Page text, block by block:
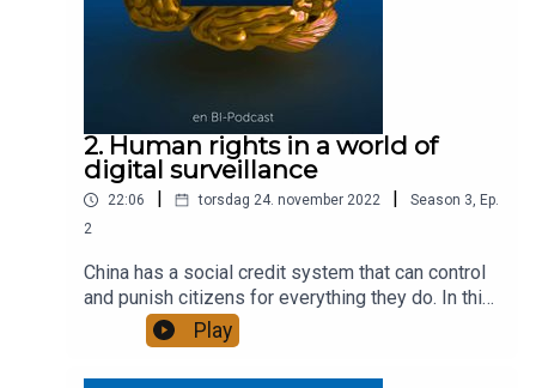
2. Human rights in a world of
digital surveillance
22:06 | torsdag 24. november 2022 | Season 3, Ep.
2
China has a social credit system that can control
and punish citizens for everything they do. In this
episode, we talk to Gerald Folkvord, Political
advisor at Amnesty International Norway, and
Samson Yoseph Essays, Associate professor at
Play